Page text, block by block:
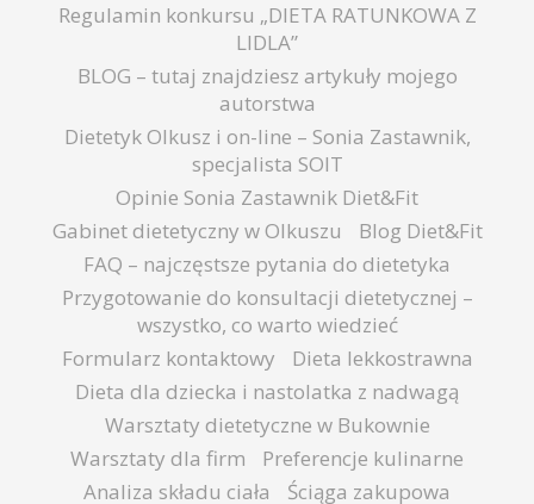
Regulamin konkursu „DIETA RATUNKOWA Z
LIDLA”
BLOG – tutaj znajdziesz artykuły mojego
autorstwa
Dietetyk Olkusz i on-line – Sonia Zastawnik,
specjalista SOIT
Opinie Sonia Zastawnik Diet&Fit
Gabinet dietetyczny w Olkuszu
Blog Diet&Fit
FAQ – najczęstsze pytania do dietetyka
Przygotowanie do konsultacji dietetycznej –
wszystko, co warto wiedzieć
Formularz kontaktowy
Dieta lekkostrawna
Dieta dla dziecka i nastolatka z nadwagą
Warsztaty dietetyczne w Bukownie
Warsztaty dla firm
Preferencje kulinarne
Analiza składu ciała
Ściąga zakupowa